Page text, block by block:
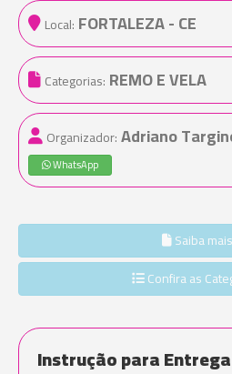
Local: FORTALEZA - CE
Categorias: REMO E VELA
Organizador:Adriano
WhatsApp
Saiba mais
Confira as
Instrução para